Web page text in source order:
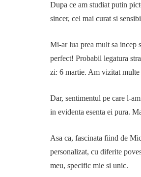
Dupa ce am studiat putin
sincer, cel mai curat si
Mi-ar lua prea mult sa incep
perfect! Probabil legatura
zi: 6 martie. Am vizitat
Dar, sentimentul pe care l-
in evidenta esenta ei pura.
Asa ca, fascinata fiind de
personalizat, cu diferite
meu, specific mie si unic.